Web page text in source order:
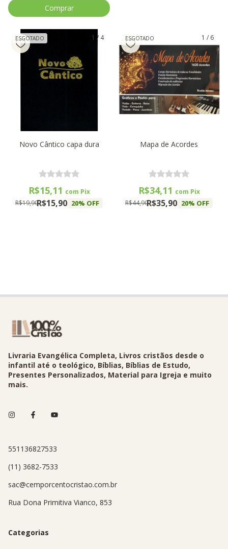
1 / 4
ESGOTADO
Novo Cântico capa dura
R$15,90
R$19,90 20% OFF
R$15,11 com Pix
1 / 6
ESGOTADO
Mapa de Acordes
R$35,90
R$44,90 20% OFF
R$34,11 com Pix
Livraria Evangélica Completa, Livros cristãos desde o
infantil até o teológico, Bíblias, Bíblias de Estudo,
Presentes Personalizados, Material para Igreja e muito
mais.
551136827533
(11) 3682-7533
sac@cemporcentocristao.com.br
Rua Dona Primitiva Vianco, 853
Categorias